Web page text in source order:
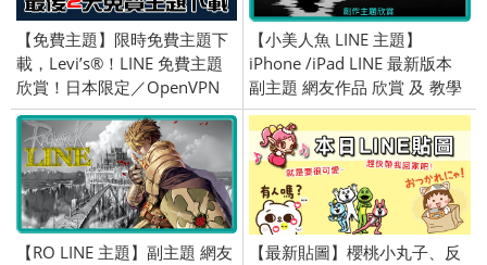
【免費主題】限時免費主題下
載，Levi’s®！LINE 免費主題
欣賞！日本限定／OpenVPN
跨區／2017/03/27
【小美人魚 LINE 主題】
iPhone /iPad LINE 最新版本
副主題 網友作品 欣賞 及 教學
適用 (iOS)
【RO LINE 主題】副主題 網友 【最新貼圖】櫻桃小丸子、反